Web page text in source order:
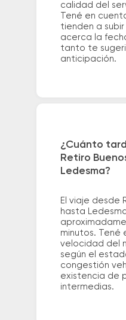
calidad del
Tené en
tienden a
acerca la
tanto te
anticipación.
¿Cuánto
Retiro
Ledesma?
El viaje desde
hasta
minutos. Tené
velocidad del
según el
congestión
existencia de
intermedias.